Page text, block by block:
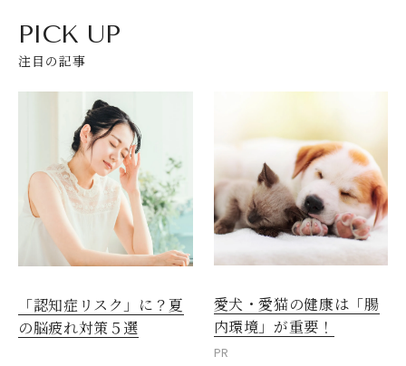
PICK UP
注目の記事
「認知症リスク」に？夏
の脳疲れ対策５選
愛犬・愛猫の健康は「腸
内環境」が重要！
PR